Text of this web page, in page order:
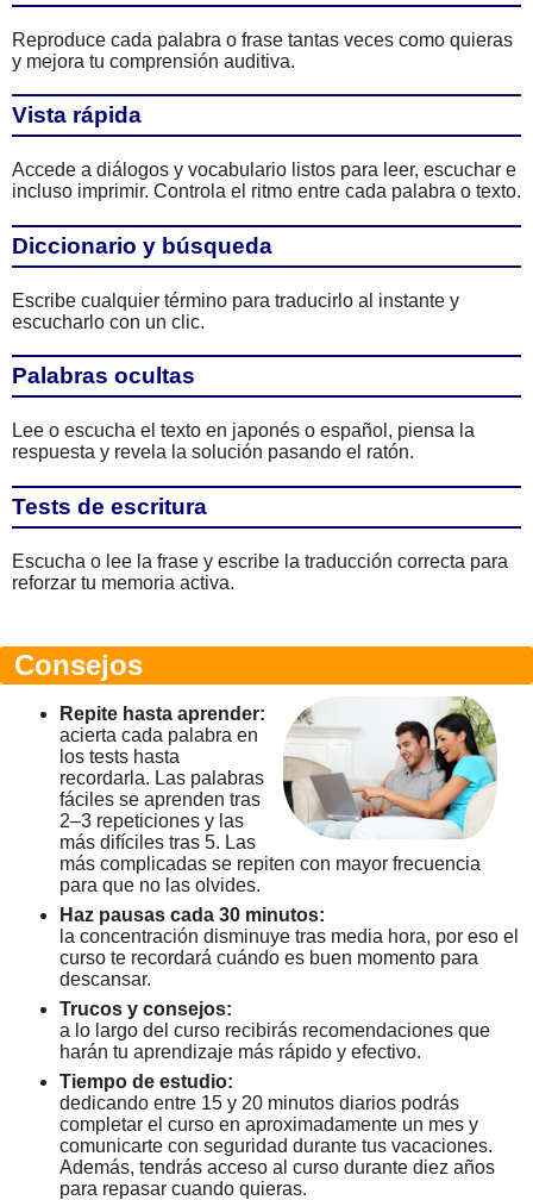
Reproduce cada palabra o frase tantas veces como quieras
y mejora tu comprensión auditiva.
Vista rápida
Accede a diálogos y vocabulario listos para leer, escuchar e
incluso imprimir. Controla el ritmo entre cada palabra o texto.
Diccionario y búsqueda
Escribe cualquier término para traducirlo al instante y
escucharlo con un clic.
Palabras ocultas
Lee o escucha el texto en japonés o español, piensa la
respuesta y revela la solución pasando el ratón.
Tests de escritura
Escucha o lee la frase y escribe la traducción correcta para
reforzar tu memoria activa.
Consejos
Repite hasta aprender:
acierta cada palabra en
los tests hasta
recordarla. Las palabras
fáciles se aprenden tras
2–3 repeticiones y las
más difíciles tras 5. Las
más complicadas se repiten con mayor frecuencia
para que no las olvides.
Haz pausas cada 30 minutos:
la concentración disminuye tras media hora, por eso el
curso te recordará cuándo es buen momento para
descansar.
Trucos y consejos:
a lo largo del curso recibirás recomendaciones que
harán tu aprendizaje más rápido y efectivo.
Tiempo de estudio:
dedicando entre 15 y 20 minutos diarios podrás
completar el curso en aproximadamente un mes y
comunicarte con seguridad durante tus vacaciones.
Además, tendrás acceso al curso durante diez años
para repasar cuando quieras.